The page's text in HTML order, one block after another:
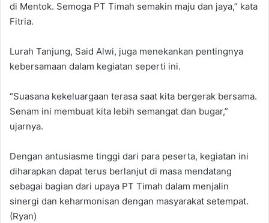
di Mentok. Semoga PT Timah semakin maju dan jaya,” kata
Fitria.
Lurah Tanjung, Said Alwi, juga menekankan pentingnya
kebersamaan dalam kegiatan seperti ini.
“Suasana kekeluargaan terasa saat kita bergerak bersama.
Senam ini membuat kita lebih semangat dan bugar,”
ujarnya.
Dengan antusiasme tinggi dari para peserta, kegiatan ini
diharapkan dapat terus berlanjut di masa mendatang
sebagai bagian dari upaya PT Timah dalam menjalin
sinergi dan keharmonisan dengan masyarakat setempat.
(Ryan)